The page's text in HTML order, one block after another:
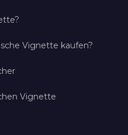
Vignette kaufen?
Vignette